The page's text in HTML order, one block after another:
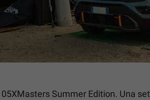
Summer Edition. Una